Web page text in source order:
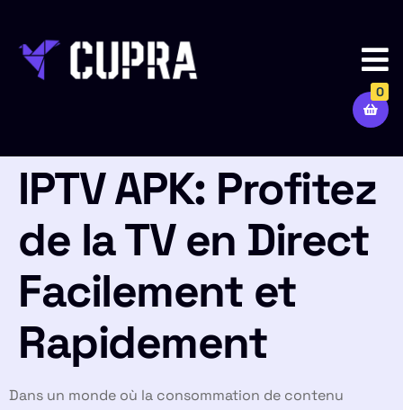
0
IPTV APK: Profitez
de la TV en Direct
Facilement et
Rapidement
Dans un monde où la consommation de contenu